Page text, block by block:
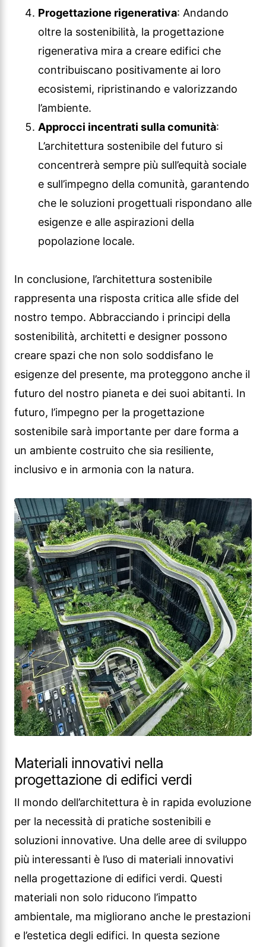
Progettazione rigenerativa: Andando
oltre la sostenibilità, la progettazione
rigenerativa mira a creare edifici che
contribuiscano positivamente ai loro
ecosistemi, ripristinando e valorizzando
l’ambiente.
Approcci incentrati sulla comunità:
L’architettura sostenibile del futuro si
concentrerà sempre più sull’equità sociale
e sull’impegno della comunità, garantendo
che le soluzioni progettuali rispondano alle
esigenze e alle aspirazioni della
popolazione locale.
In conclusione, l’architettura sostenibile
rappresenta una risposta critica alle sfide del
nostro tempo. Abbracciando i principi della
sostenibilità, architetti e designer possono
creare spazi che non solo soddisfano le
esigenze del presente, ma proteggono anche il
futuro del nostro pianeta e dei suoi abitanti. In
futuro, l’impegno per la progettazione
sostenibile sarà importante per dare forma a
un ambiente costruito che sia resiliente,
inclusivo e in armonia con la natura.
Materiali innovativi nella
progettazione di edifici verdi
Il mondo dell’architettura è in rapida evoluzione
per la necessità di pratiche sostenibili e
soluzioni innovative. Una delle aree di sviluppo
più interessanti è l’uso di materiali innovativi
nella progettazione di edifici verdi. Questi
materiali non solo riducono l’impatto
ambientale, ma migliorano anche le prestazioni
e l’estetica degli edifici. In questa sezione